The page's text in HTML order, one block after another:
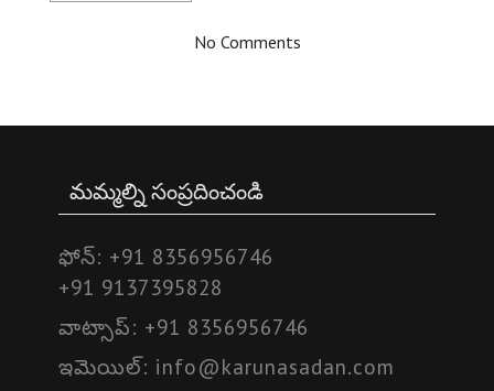
No Comments
మమ్మల్ని సంప్రదించండి
ఫోన్: +91 8356956746
+91 9137395828
వాట్సాప్: +91 8356956746
ఇమెయిల్: info@karunasadan.com